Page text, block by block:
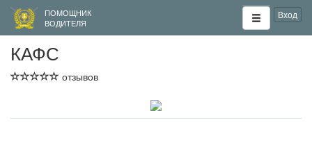
ПОМОЩНИК
ВОДИТЕЛЯ
Вход
КАФС
отзывов